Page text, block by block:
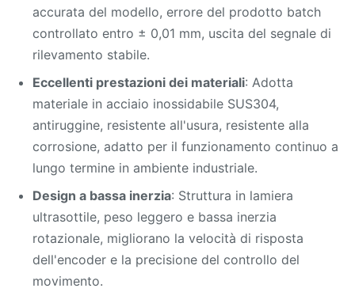
accurata del modello, errore del prodotto batch
controllato entro ± 0,01 mm, uscita del segnale di
rilevamento stabile.
Eccellenti prestazioni dei materiali: Adotta
materiale in acciaio inossidabile SUS304,
antiruggine, resistente all'usura, resistente alla
corrosione, adatto per il funzionamento continuo a
lungo termine in ambiente industriale.
Design a bassa inerzia: Struttura in lamiera
ultrasottile, peso leggero e bassa inerzia
rotazionale, migliorano la velocità di risposta
dell'encoder e la precisione del controllo del
movimento.